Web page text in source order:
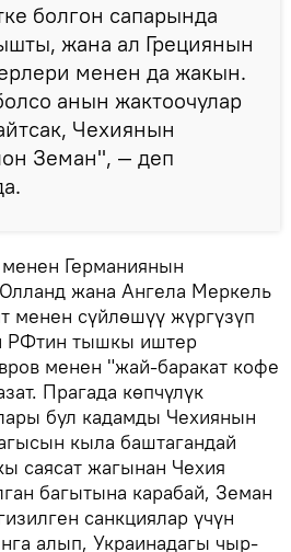
болгон сапарында
жана ал Грециянын
менен да жакын.
анын жактоочулар
Чехиянын
Земан", — деп
Германиянын
жана Ангела Меркель
менен сүйлөшүү жүргүзүп
РФтин тышкы иштер
менен "жай-баракат кофе
Прагада көпчүлүк
бул кадамды Чехиянын
кыла баштагандай
саясат жагынан Чехия
багытына карабай, Земан
санкциялар үчүн
алып, Украинадагы чыр-